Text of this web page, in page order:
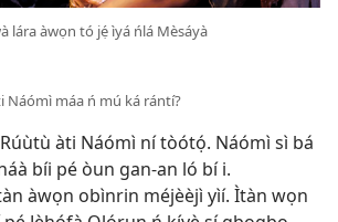
lára àwọn tó jẹ́ ìyá ńlá Mèsáyà
Náómì máa ń mú ká rántí?
àti Náómì ní tòótọ́. Náómì sì bá
bíi pé òun gan-an ló bí i.
àwọn obìnrin méjèèjì yìí. Ìtàn wọn